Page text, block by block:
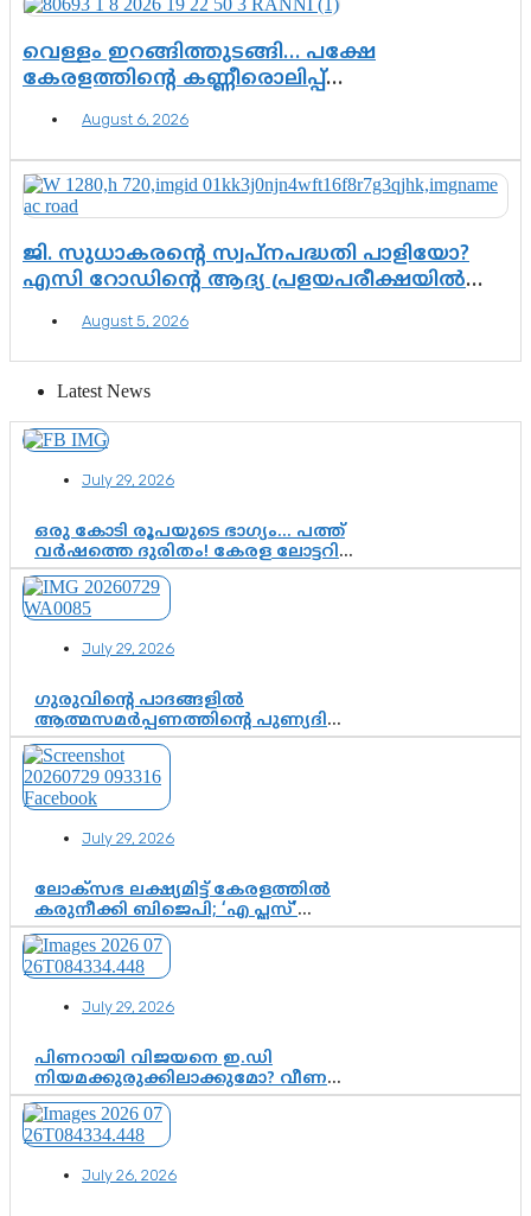
വെള്ളം ഇറങ്ങിത്തുടങ്ങി… പക്ഷേ
കേരളത്തിന്റെ കണ്ണീരൊലിപ്പ്
August 6, 2026
ജി. സുധാകരന്റെ സ്വപ്നപദ്ധതി പാളിയോ?
എസി റോഡിന്റെ ആദ്യ പ്രളയപരീക്ഷയിൽ
August 5, 2026
Latest News
July 29, 2026
ഒരു കോടി രൂപയുടെ ഭാഗ്യം… പത്ത്
വർഷത്തെ ദുരിതം! കേരള ലോട്ടറി
സംവിധാനത്തെ ചോദ്യം ചെയ്ത്
കോയയുടെ പോരാട്ടം
July 29, 2026
ഗുരുവിന്റെ പാദങ്ങളിൽ
ആത്മസമർപ്പണത്തിന്റെ പുണ്യദിനം;
മാതാ അമൃതാനന്ദമയി മഠത്തിൽ
ഭക്തിസാന്ദ്രമായി ഗുരുപൂർണിമ
ആഘോഷം
July 29, 2026
ലോക്സഭ ലക്ഷ്യമിട്ട് കേരളത്തിൽ
കരുനീക്കി ബിജെപി; ‘എ പ്ലസ്’
മണ്ഡലങ്ങളിൽ പ്രമുഖരെ ഇറക്കി
കേന്ദ്രനേതൃത്വം, തിരുവനന്തപുരത്ത്
രാജീവ് ചന്ദ്രശേഖർ, ആറ്റിങ്ങലിൽ
ശോഭാ സുരേന്ദ്രൻ..
July 29, 2026
പിണറായി വിജയനെ ഇ.ഡി
നിയമക്കുരുക്കിലാക്കുമോ? വീണ
വിജയൻ മാപ്പുസാക്ഷിയാകുമോ?
കർത്തയുടെ മൊഴി നിർണായക
വഴിത്തിരിവാകുമോ?
July 26, 2026